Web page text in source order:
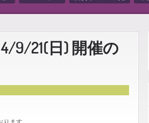
9/21(日) 開催の